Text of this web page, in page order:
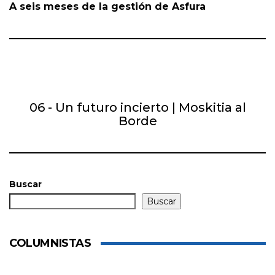
A seis meses de la gestión de Asfura
06 - Un futuro incierto | Moskitia al
Borde
Buscar
Buscar
COLUMNISTAS